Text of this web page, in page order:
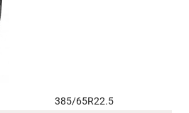
385/65R22.5